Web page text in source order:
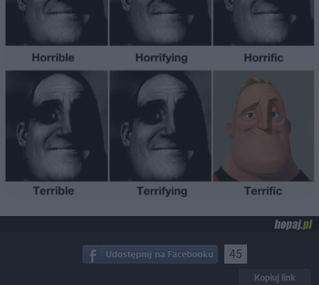
45
Kopiuj link